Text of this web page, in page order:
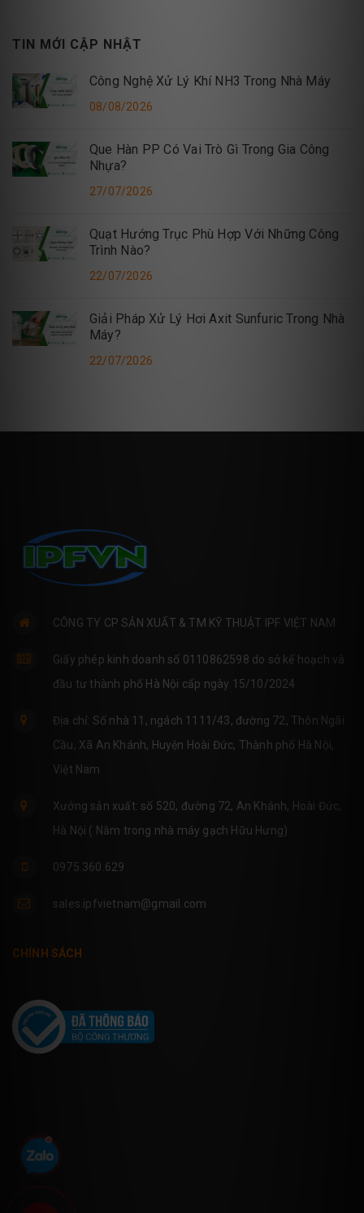
TIN MỚI CẬP NHẬT
Công Nghệ Xử Lý Khí NH3 Trong Nhà Máy
08/08/2026
Que Hàn PP Có Vai Trò Gì Trong Gia Công
Nhựa?
27/07/2026
Quạt Hướng Trục Phù Hợp Với Những Công
Trình Nào?
22/07/2026
Giải Pháp Xử Lý Hơi Axit Sunfuric Trong Nhà
Máy?
22/07/2026
CÔNG TY CP SẢN XUẤT & TM KỸ THUẬT IPF VIỆT NAM
Giấy phép kinh doanh số 0110862598 do sở kế hoạch và
đầu tư thành phố Hà Nội cấp ngày 15/10/2024
Địa chỉ: Số nhà 11, ngách 1111/43, đường 72, Thôn Ngãi
Cầu, Xã An Khánh, Huyện Hoài Đức, Thành phố Hà Nội,
Việt Nam
Xưởng sản xuất: số 520, đường 72, An Khánh, Hoài Đức,
Hà Nội ( Nằm trong nhà máy gạch Hữu Hưng)
0975.360.629
sales.ipfvietnam@gmail.com
CHÍNH SÁCH